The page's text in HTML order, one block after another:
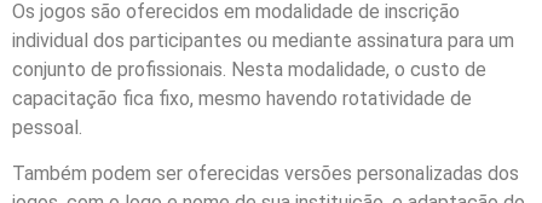
Os jogos são oferecidos em modalidade de inscrição
individual dos participantes ou mediante assinatura para um
conjunto de profissionais. Nesta modalidade, o custo de
capacitação fica fixo, mesmo havendo rotatividade de
pessoal.
Também podem ser oferecidas versões personalizadas dos